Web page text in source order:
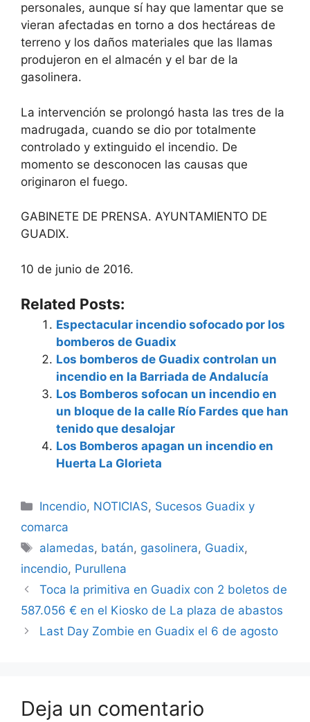
personales, aunque sí hay que lamentar que se
vieran afectadas en torno a dos hectáreas de
terreno y los daños materiales que las llamas
produjeron en el almacén y el bar de la
gasolinera.
La intervención se prolongó hasta las tres de la
madrugada, cuando se dio por totalmente
controlado y extinguido el incendio. De
momento se desconocen las causas que
originaron el fuego.
GABINETE DE PRENSA. AYUNTAMIENTO DE
GUADIX.
10 de junio de 2016.
Related Posts:
Espectacular incendio sofocado por los
bomberos de Guadix
Los bomberos de Guadix controlan un
incendio en la Barriada de Andalucía
Los Bomberos sofocan un incendio en
un bloque de la calle Río Fardes que han
tenido que desalojar
Los Bomberos apagan un incendio en
Huerta La Glorieta
Categorías
Incendio, NOTICIAS, Sucesos Guadix y
comarca
Etiquetas
alamedas, batán, gasolinera, Guadix,
incendio, Purullena
Toca la primitiva en Guadix con 2 boletos de
587.056 € en el Kiosko de La plaza de abastos
Last Day Zombie en Guadix el 6 de agosto
Deja un comentario